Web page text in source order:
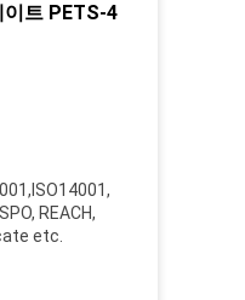
트 PETS-4
REACH,
etc.